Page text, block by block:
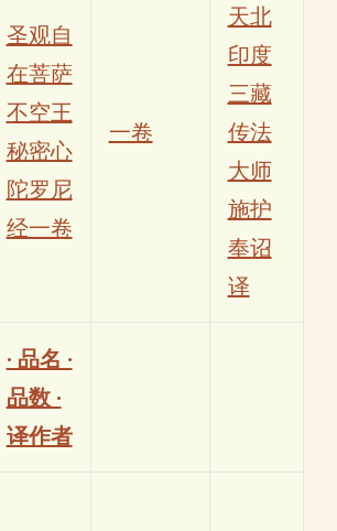
圣观自
在菩萨
不空王
秘密心
陀罗尼
经一卷
一卷
天北
印度
三藏
传法
大师
施护
奉诏
译
· 品名 ·
品数 ·
译作者